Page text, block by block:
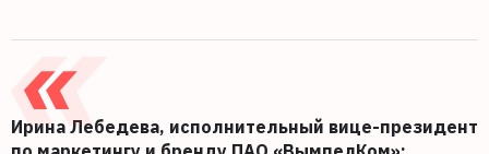
Ирина Лебедева, исполнительный вице-президент